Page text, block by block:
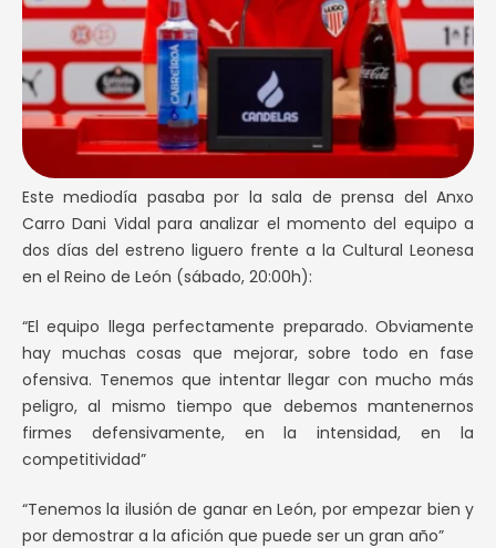
Este mediodía pasaba por la sala de prensa del Anxo
Carro Dani Vidal para analizar el momento del equipo a
dos días del estreno liguero frente a la Cultural Leonesa
en el Reino de León (sábado, 20:00h):
“El equipo llega perfectamente preparado. Obviamente
hay muchas cosas que mejorar, sobre todo en fase
ofensiva. Tenemos que intentar llegar con mucho más
peligro, al mismo tiempo que debemos mantenernos
firmes defensivamente, en la intensidad, en la
competitividad”
“Tenemos la ilusión de ganar en León, por empezar bien y
por demostrar a la afición que puede ser un gran año”